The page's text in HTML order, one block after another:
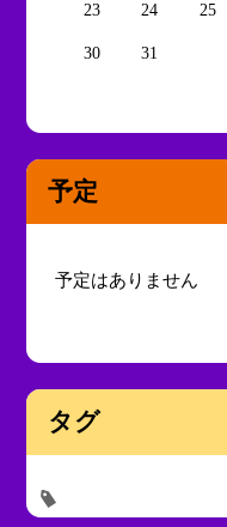
23 24 25
30 31
予定
予定はありません
タグ